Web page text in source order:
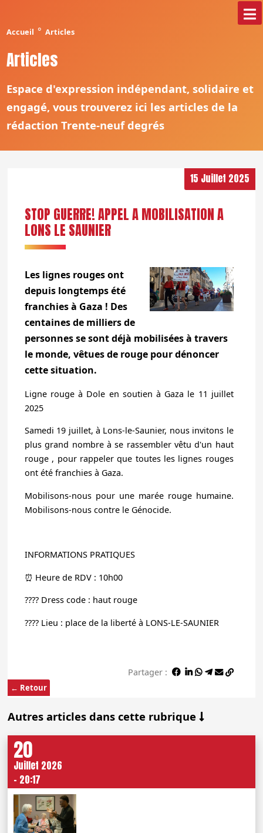
Accueil ° Articles
Articles
Espace d'expression indépendant, solidaire et
engagé, vous trouverez ici les articles de la
rédaction Trente-neuf degrés
15 Juillet 2025
← Retour
STOP GUERRE! APPEL A MOBILISATION A
LONS LE SAUNIER
Les lignes rouges ont
depuis longtemps été
franchies à Gaza ! Des
centaines de milliers de
personnes se sont déjà mobilisées à travers
le monde, vêtues de rouge pour dénoncer
cette situation.
Ligne rouge à Dole en soutien à Gaza le 11 juillet
2025
Samedi 19 juillet, à Lons-le-Saunier, nous invitons le
plus grand nombre à se rassembler vêtu d'un haut
rouge , pour rappeler que toutes les lignes rouges
ont été franchies à Gaza.
Mobilisons-nous pour une marée rouge humaine.
Mobilisons-nous contre le Génocide.
INFORMATIONS PRATIQUES
⏰ Heure de RDV : 10h00
???? Dress code : haut rouge
???? Lieu : place de la liberté à LONS-LE-SAUNIER
Partager :
Autres articles dans cette rubrique
20
Juillet 2026
- 20:17